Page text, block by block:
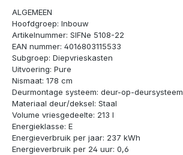
ALGEMEEN
Hoofdgroep: Inbouw
Artikelnummer: SIFNe 5108-22
EAN nummer: 4016803115533
Subgroep: Diepvrieskasten
Uitvoering: Pure
Nismaat: 178 cm
Deurmontage systeem: deur-op-deursysteem
Materiaal deur/deksel: Staal
Volume vriesgedeelte: 213 l
Energieklasse: E
Energieverbruik per jaar: 237 kWh
Energieverbruik per 24 uur: 0,6